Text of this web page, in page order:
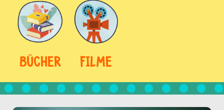
BÜCHER FILME